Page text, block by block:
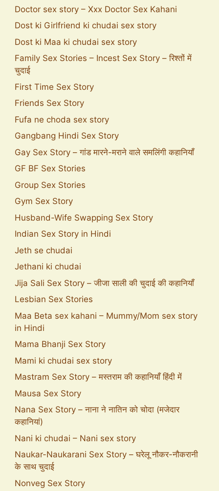
Doctor sex story – Xxx Doctor Sex Kahani
Dost ki Girlfriend ki chudai sex story
Dost ki Maa ki chudai sex story
Family Sex Stories – Incest Sex Story – रिश्तों में
चुदाई
First Time Sex Story
Friends Sex Story
Fufa ne choda sex story
Gangbang Hindi Sex Story
Gay Sex Story – गांड मारने-मराने वाले समलिंगी कहानियाँ
GF BF Sex Stories
Group Sex Stories
Gym Sex Story
Husband-Wife Swapping Sex Story
Indian Sex Story in Hindi
Jeth se chudai
Jethani ki chudai
Jija Sali Sex Story – जीजा साली की चुदाई की कहानियाँ
Lesbian Sex Stories
Maa Beta sex kahani – Mummy/Mom sex story
in Hindi
Mama Bhanji Sex Story
Mami ki chudai sex story
Mastram Sex Story – मस्तराम की कहानियाँ हिंदी में
Mausa Sex Story
Nana Sex Story – नाना ने नातिन को चोदा (मजेदार
कहानियां)
Nani ki chudai – Nani sex story
Naukar-Naukarani Sex Story – घरेलू नौकर-नौकरानी
के साथ चुदाई
Nonveg Sex Story